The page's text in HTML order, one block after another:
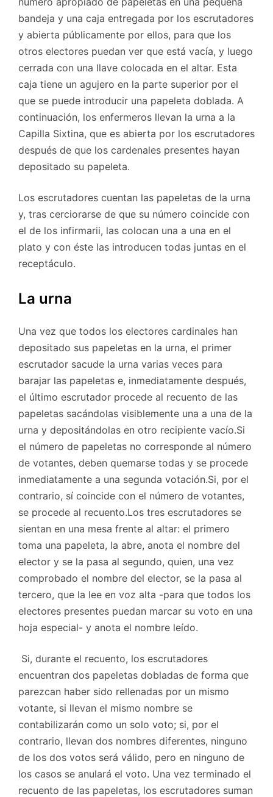
bandeja y una caja entregada por los escrutadores
y abierta públicamente por ellos, para que los
otros electores puedan ver que está vacía, y luego
cerrada con una llave colocada en el altar. Esta
caja tiene un agujero en la parte superior por el
que se puede introducir una papeleta doblada. A
continuación, los enfermeros llevan la urna a la
Capilla Sixtina, que es abierta por los escrutadores
después de que los cardenales presentes hayan
depositado su papeleta.
Los escrutadores cuentan las papeletas de la urna
y, tras cerciorarse de que su número coincide con
el de los infirmarii, las colocan una a una en el
plato y con éste las introducen todas juntas en el
receptáculo.
La urna
Una vez que todos los electores cardinales han
depositado sus papeletas en la urna, el primer
escrutador sacude la urna varias veces para
barajar las papeletas e, inmediatamente después,
el último escrutador procede al recuento de las
papeletas sacándolas visiblemente una a una de la
urna y depositándolas en otro recipiente vacío.Si
el número de papeletas no corresponde al número
de votantes, deben quemarse todas y se procede
inmediatamente a una segunda votación.Si, por el
contrario, sí coincide con el número de votantes,
se procede al recuento.Los tres escrutadores se
sientan en una mesa frente al altar: el primero
toma una papeleta, la abre, anota el nombre del
elector y se la pasa al segundo, quien, una vez
comprobado el nombre del elector, se la pasa al
tercero, que la lee en voz alta -para que todos los
electores presentes puedan marcar su voto en una
hoja especial- y anota el nombre leído.
Si, durante el recuento, los escrutadores
encuentran dos papeletas dobladas de forma que
parezcan haber sido rellenadas por un mismo
votante, si llevan el mismo nombre se
contabilizarán como un solo voto; si, por el
contrario, llevan dos nombres diferentes, ninguno
de los dos votos será válido, pero en ninguno de
los casos se anulará el voto. Una vez terminado el
recuento de las papeletas, los escrutadores suman